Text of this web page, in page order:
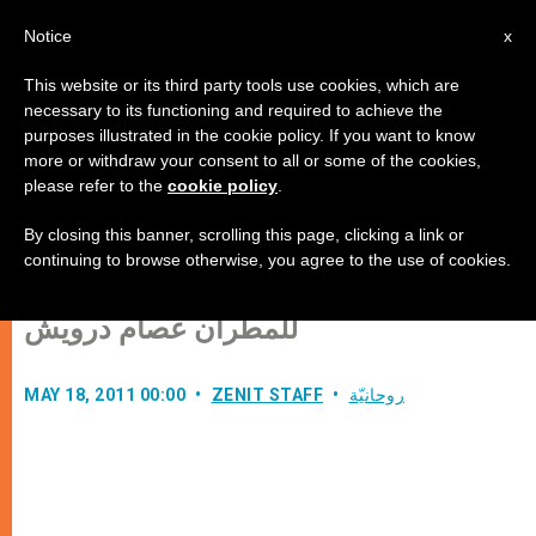
"جئت ليكون لهم الحياة ولتكون بوفرة"
(21)
للمطران عصام درويش
MAY 18, 2011 00:00 ZENIT STAFF روحانيّة
x
Notice
This website or its third party tools use cookies, which are
necessary to its functioning and required to achieve the
purposes illustrated in the cookie policy. If you want to know
more or withdraw your consent to all or some of the cookies,
please refer to the cookie policy
By closing this banner, scrolling this page, clicking a link or
continuing to browse otherwise, you agree to the use of cookies.